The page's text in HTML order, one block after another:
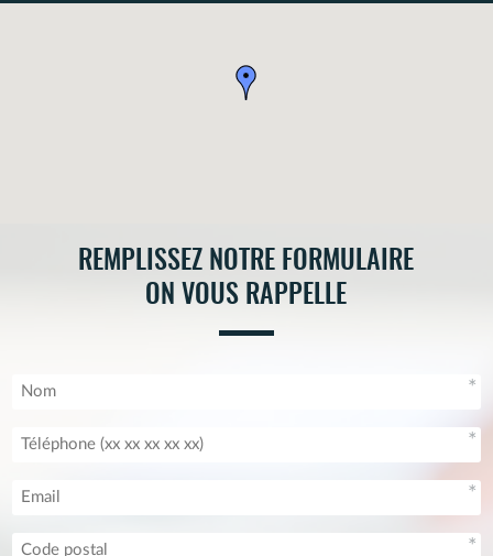
REMPLISSEZ NOTRE FORMULAIRE
ON VOUS RAPPELLE